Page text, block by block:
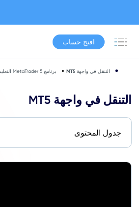
افتح حساب
برنامج MetaTrader 5 التعليمي للمبتدئين التنقل في واجهة MT5
التنقل في واجهة MT5
جدول المحتوى